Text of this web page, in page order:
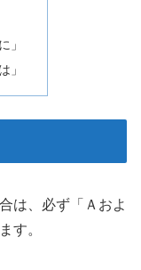
」
」
は、必ず「Ａおよ
す。